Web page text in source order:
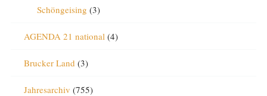
Schöngeising (3)
AGENDA 21 national (4)
Brucker Land (3)
Jahresarchiv (755)